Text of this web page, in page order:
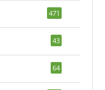
471
43
64